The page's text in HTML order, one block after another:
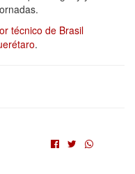
técnico de Brasil
.